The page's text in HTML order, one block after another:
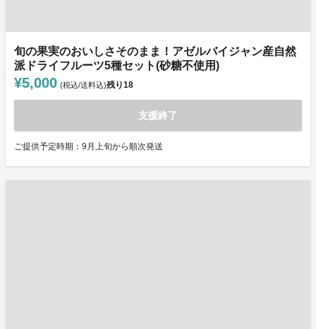
旬の果実のおいしさそのまま！アゼルバイジャン産自然
派ドライフルーツ5種セット(砂糖不使用)
¥5,000 (税込/送料込)残り18
支援終了
ご提供予定時期：9月上旬から順次発送